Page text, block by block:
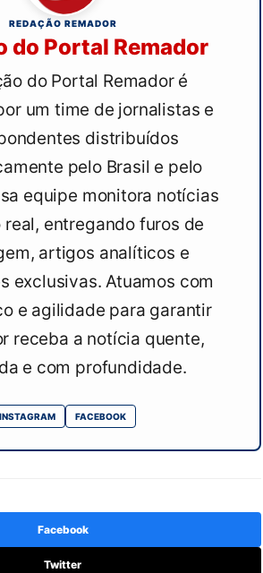
REDAÇÃO REMADOR
do Portal Remador
do Portal Remador é
um time de jornalistas e
distribuídos
pelo Brasil e pelo
equipe monitora notícias
real, entregando furos de
artigos analíticos e
exclusivas. Atuamos com
e agilidade para garantir
receba a notícia quente,
e com profundidade.
INSTAGRAM FACEBOOK
Facebook
Twitter